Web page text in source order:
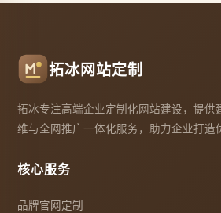
拓冰网站定制
拓冰专注高端企业定制化网站建设，提供
维与全网推广一体化服务，助力企业打造
核心服务
品牌官网定制